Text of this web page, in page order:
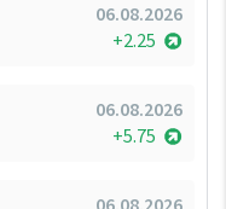
06.08.2026
+2.25
06.08.2026
+5.75